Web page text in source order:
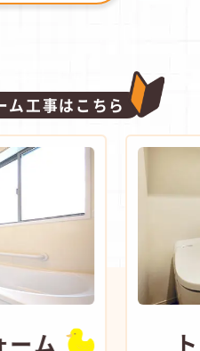
ム工事はこちら
ーム